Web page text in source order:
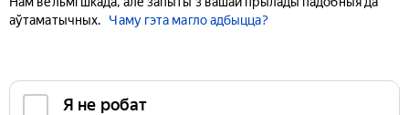
аўтаматычных.
Чаму гэта магло адбыцца?
Я не робат